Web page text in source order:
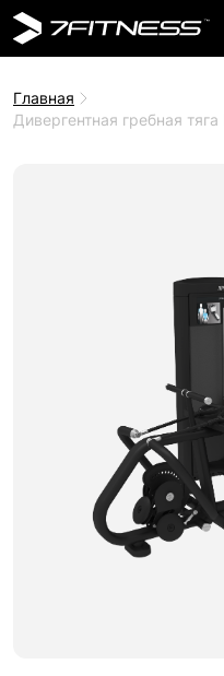
Главная
Дивергентная гребная